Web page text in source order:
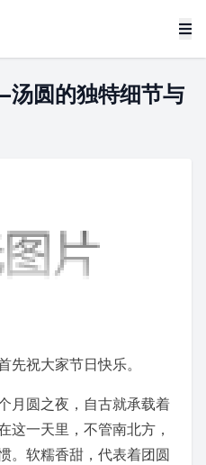
圆的独特细节与
先祝大家节日快乐。
月圆之夜，自古就承载着
这一天里，不管南北方，
。软糯香甜，代表着团圆